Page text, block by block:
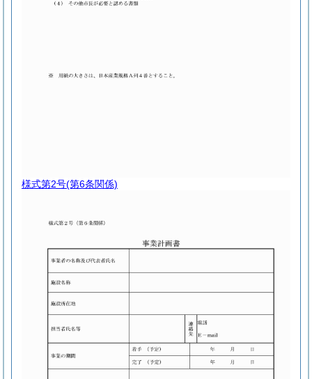
様式第2号(第6条関係)